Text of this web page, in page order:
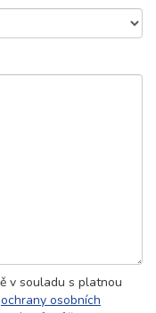
v souladu s platnou
ochrany osobních